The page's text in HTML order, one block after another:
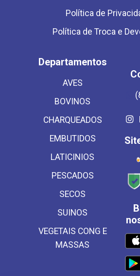
Política de
Política de Troca e
Departamentos
AVES
BOVINOS
CHARQUEADOS
EMBUTIDOS
LATICINIOS
PESCADOS
SECOS
SUINOS
VEGETAIS CONG E
MASSAS